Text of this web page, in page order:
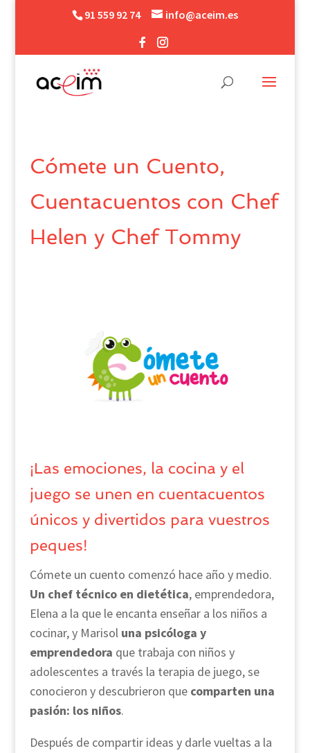
91 559 92 74 info@aceim.es
Cómete un Cuento,
Cuentacuentos con Chef
Helen y Chef Tommy
¡Las emociones, la cocina y el
juego se unen en cuentacuentos
únicos y divertidos para vuestros
peques!
Cómete un cuento comenzó hace año y medio.
Un chef técnico en dietética, emprendedora,
Elena a la que le encanta enseñar a los niños a
cocinar, y Marisol una psicóloga y
emprendedora que trabaja con niños y
adolescentes a través la terapia de juego, se
conocieron y descubrieron que comparten una
pasión: los niños.
Después de compartir ideas y darle vueltas a la